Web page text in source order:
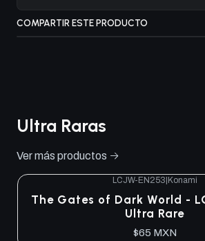
COMPARTIR ESTE PRODUCTO
Ultra Raras
Ver más productos
LCJW-EN253 Konami
The Gates of Dark World -
Ultra Rare
$65 MXN